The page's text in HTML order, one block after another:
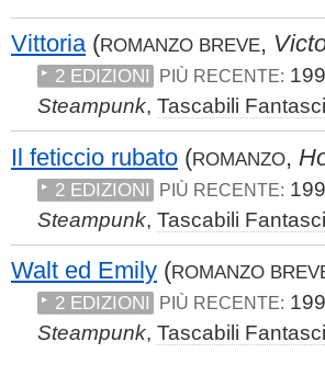
Vittoria (ROMANZO BREVE,
2 EDIZIONI PIÙ RECENTE:
Steampunk, Tascabili
Il feticcio rubato (ROMANZO,
2 EDIZIONI PIÙ RECENTE:
Steampunk, Tascabili
Walt ed Emily (ROMANZO
2 EDIZIONI PIÙ RECENTE:
Steampunk, Tascabili